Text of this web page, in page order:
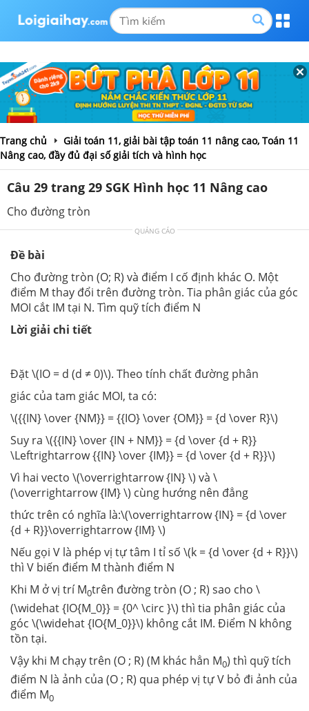
Trang chủ
Giải toán 11, giải bài tập toán 11 nâng cao, Toán 11
Nâng cao, đầy đủ đại số giải tích và hình học
Câu 29 trang 29 SGK Hình học 11 Nâng cao
Cho đường tròn
QUẢNG CÁO
Đề bài
Cho đường tròn (O; R) và điểm I cố định khác O. Một
điểm M thay đổi trên đường tròn. Tia phân giác của góc
MOI cắt IM tại N. Tìm quỹ tích điểm N
Lời giải chi tiết
Đặt \(IO = d (d ≠ 0)\). Theo tính chất đường phân
giác của tam giác MOI, ta có:
\({{IN} \over {NM}} = {{IO} \over {OM}} = {d \over R}\)
Suy ra \({{IN} \over {IN + NM}} = {d \over {d + R}}
\Leftrightarrow {{IN} \over {IM}} = {d \over {d + R}}\)
Vì hai vecto \(\overrightarrow {IN} \) và \
(\overrightarrow {IM} \) cùng hướng nên đẳng
thức trên có nghĩa là:\(\overrightarrow {IN} = {d \over
{d + R}}\overrightarrow {IM} \)
Nếu gọi V là phép vị tự tâm I tỉ số \(k = {d \over {d + R}}\)
thì V biến điểm M thành điểm N
Khi M ở vị trí M0trên đường tròn (O ; R) sao cho \
(\widehat {IO{M_0}} = {0^ \circ }\) thì tia phân giác của
góc \(\widehat {IO{M_0}}\) không cắt IM. Điểm N không
tồn tại.
Vậy khi M chạy trên (O ; R) (M khác hẳn M0) thì quỹ tích
điểm N là ảnh của (O ; R) qua phép vị tự V bỏ đi ảnh của
điểm M0